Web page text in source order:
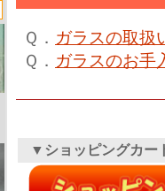
Ｑ． ガラスの取扱
Ｑ． ガラスのお手
▼ショッピングカー